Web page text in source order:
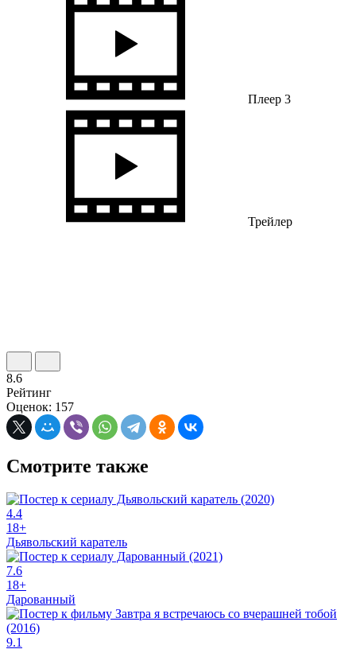
Плеер 3
Трейлер
8.6
Рейтинг
Оценок: 157
Смотрите также
4.4
18+
Дьявольский каратель
7.6
18+
Дарованный
9.1